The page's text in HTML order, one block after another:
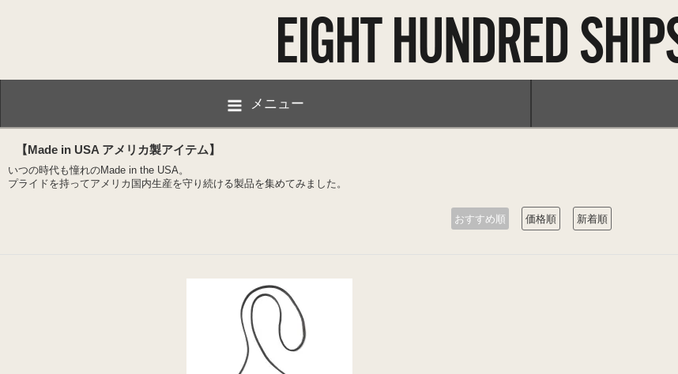
メニュー
【Made in USA アメリカ製アイテム】
いつの時代も憧れのMade in the USA。
プライドを持ってアメリカ国内生産を守り続ける製品を集めてみました。
おすすめ順 価格順 新着順